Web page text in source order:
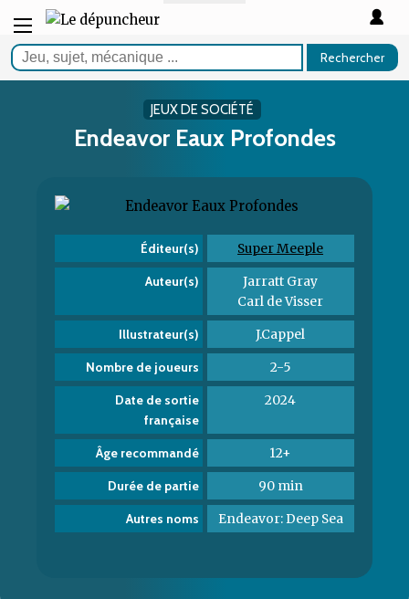
Rechercher
JEUX DE SOCIÉTÉ
Endeavor Eaux Profondes
Éditeur(s) Super Meeple
Auteur(s)
Jarratt Gray
Carl de Visser
Illustrateur(s) J.Cappel
Nombre de joueurs 2-5
Date de sortie
française
2024
Âge recommandé 12+
Durée de partie 90 min
Autres noms Endeavor: Deep Sea